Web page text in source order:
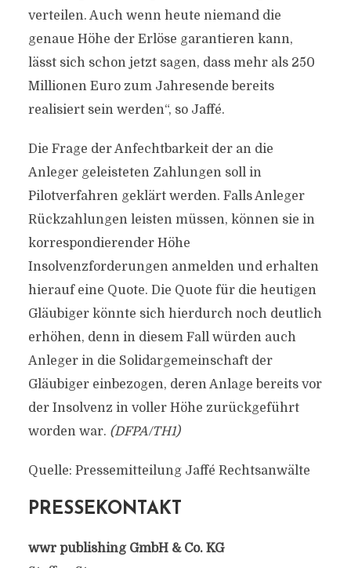
verteilen. Auch wenn heute niemand die
genaue Höhe der Erlöse garantieren kann,
lässt sich schon jetzt sagen, dass mehr als 250
Millionen Euro zum Jahresende bereits
realisiert sein werden“, so Jaffé.
Die Frage der Anfechtbarkeit der an die
Anleger geleisteten Zahlungen soll in
Pilotverfahren geklärt werden. Falls Anleger
Rückzahlungen leisten müssen, können sie in
korrespondierender Höhe
Insolvenzforderungen anmelden und erhalten
hierauf eine Quote. Die Quote für die heutigen
Gläubiger könnte sich hierdurch noch deutlich
erhöhen, denn in diesem Fall würden auch
Anleger in die Solidargemeinschaft der
Gläubiger einbezogen, deren Anlage bereits vor
der Insolvenz in voller Höhe zurückgeführt
worden war. (DFPA/TH1)
Quelle: Pressemitteilung Jaffé Rechtsanwälte
PRESSEKONTAKT
wwr publishing GmbH & Co. KG